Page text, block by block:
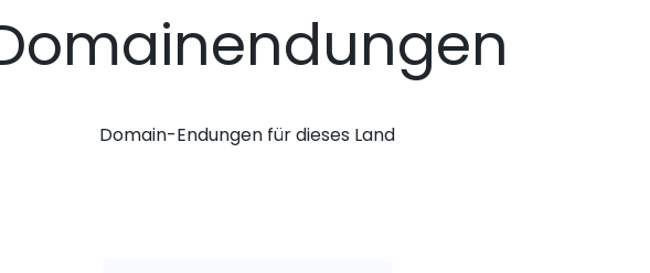
Domain-Endungen für dieses Land